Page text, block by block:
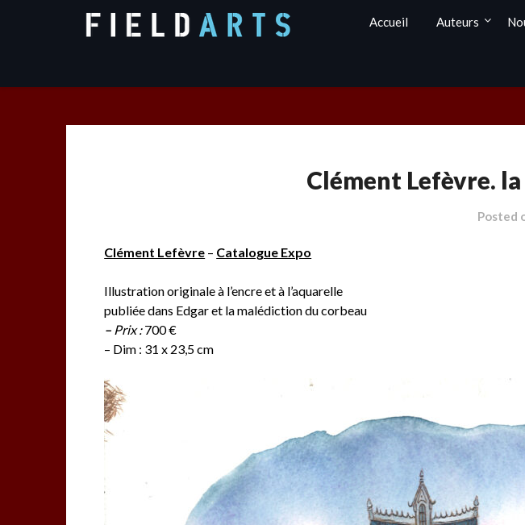
Accueil Auteurs
Clément Lefèvre.
Posted
Clément Lefèvre – Catalogue Expo
Illustration originale à l’encre et à l’aquarelle
publiée dans Edgar et la malédiction du corbeau
– Prix :700 €
– Dim : 31 x 23,5 cm